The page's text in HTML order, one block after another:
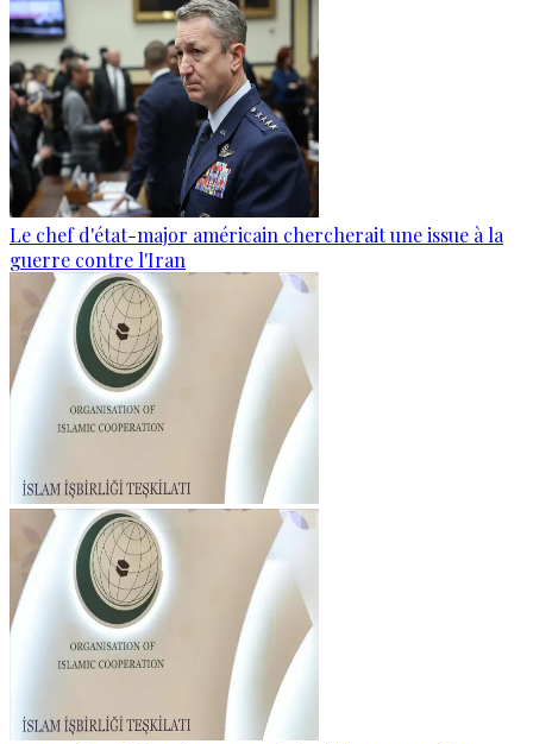
Le chef d'état-major américain chercherait une issue à la
guerre contre l'Iran